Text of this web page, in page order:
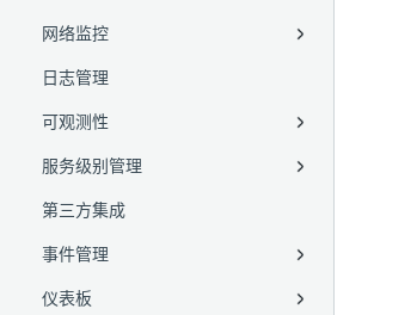
Azure VM Extension
Google Cloud
自定义服务器脚本
带托盘图标的 AD
System Center 配置管理器
Central
SaltStack
Ansible
SSH
Azure VM Extension
Google Cloud
Digital Ocean
Amazon Machine Image
Node.js agent
Go agent
Ruby agent
Python agent
数据导出器
Role ARN
CloudFormation IAM
AWS Control Tower
AWS IAM Identity Center
委派管理员
Azure
自定义应用程序
通过管理组使用自定义应用程序
现有应用程序
GCP
项目监控
Google Cloud 组织监控
日志采集
本地文件
远程文件
Windows 事件日志
Amazon S3
插件集成
即装即用插件
Linux 自定义插件
Windows 自定义插件
移动网络轮询器
OpenTelemetry
添加监视器
设置 OAuth 提供商
创建 JSON Web Token
配置规则
MSP
合成移动应用
Web 安全
移动 APM
阿里云
腾讯云
华为云
DigitalOcean
Akamai
AWS
Azure
容器
Kubernetes
DaemonSets
Helm chart
Sidecar 容器
GKE Autopilot
Openshift
Docker
虚拟服务器
备份监控
数据库
插件集成
Data Lake
网络监控
网络性能
NetFlow
网络配置管理
SDN 和 SD-WAN
Cisco Meraki
Cisco ACI
Cisco IPSLA
WAN RTT
无线局域网控制器 (WLC)
日志管理
可观测性
统一映射
分布式追踪
应用依赖映射
拓扑图
OpenAI 可观测性
服务级别管理
SLA
SLO
添加 SLO
SLI
第三方集成
事件管理
计划维护
仪表板